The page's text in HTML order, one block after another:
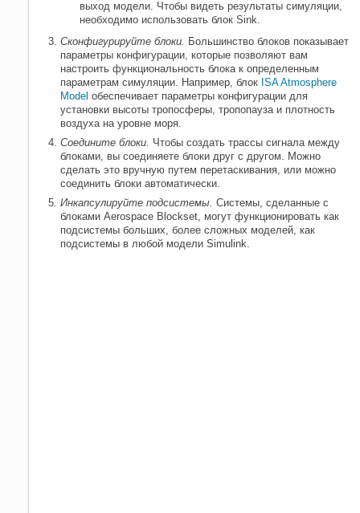
выход модели. Чтобы видеть результаты симуляции,
необходимо использовать блок Sink.
Сконфигурируйте блоки. Большинство блоков показывает
параметры конфигурации, которые позволяют вам
настроить функциональность блока к определенным
параметрам симуляции. Например, блок ISA Atmosphere
Model обеспечивает параметры конфигурации для
установки высоты тропосферы, тропопауза и плотность
воздуха на уровне моря.
Соедините блоки. Чтобы создать трассы сигнала между
блоками, вы соединяете блоки друг с другом. Можно
сделать это вручную путем перетаскивания, или можно
соединить блоки автоматически.
Инкапсулируйте подсистемы. Системы, сделанные с
блоками Aerospace Blockset, могут функционировать как
подсистемы больших, более сложных моделей, как
подсистемы в любой модели Simulink.